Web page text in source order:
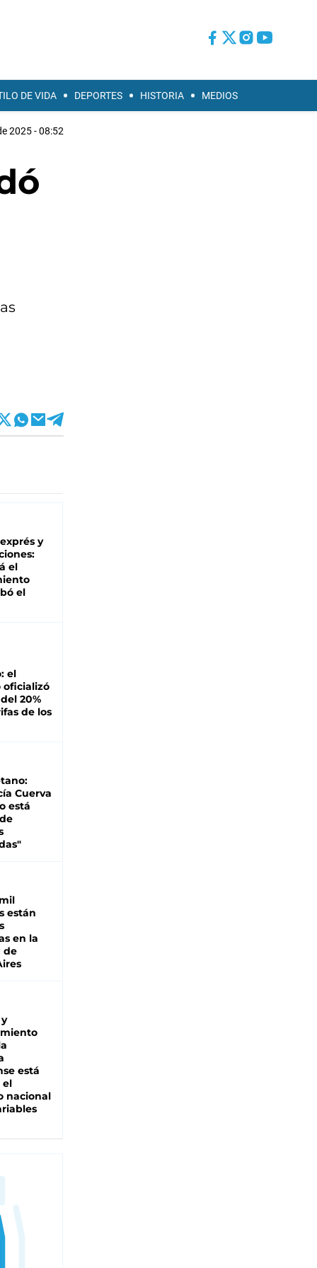
DE VIDA DEPORTES HISTORIA MEDIOS
2025 - 08:52
y
el
el
el
oficializó
20%
de los
Cuerva
está
están
en la
de
está
el
nacional